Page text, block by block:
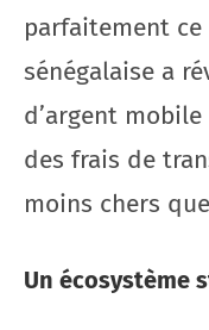
parfaitement
sénégalaise a
d’argent
des frais de
moins chers
Un écosystème